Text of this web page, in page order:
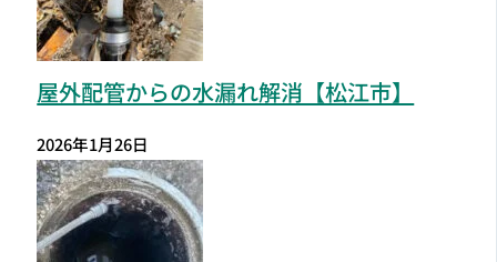
屋外配管からの水漏れ解消【松江市】
2026年1月26日